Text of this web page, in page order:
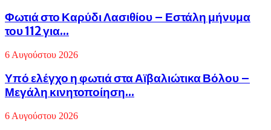
Φωτιά στο Καρύδι Λασιθίου – Εστάλη μήνυμα
του 112 για...
6 Αυγούστου 2026
Υπό ελέγχο η φωτιά στα Αϊβαλιώτικα Βόλου –
Μεγάλη κινητοποίηση...
6 Αυγούστου 2026